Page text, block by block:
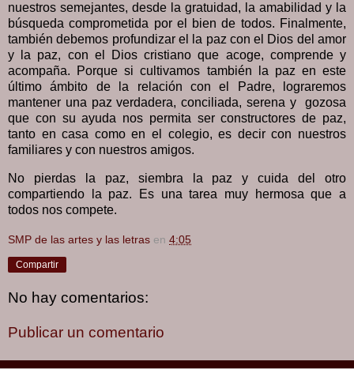
nuestros semejantes, desde la gratuidad, la amabilidad y la
búsqueda comprometida por el bien de todos. Finalmente,
también debemos profundizar el la paz con el Dios del amor
y la paz, con el Dios cristiano que acoge, comprende y
acompaña. Porque si cultivamos también la paz en este
último ámbito de la relación con el Padre, lograremos
mantener una paz verdadera, conciliada, serena y gozosa
que con su ayuda nos permita ser constructores de paz,
tanto en casa como en el colegio, es decir con nuestros
familiares y con nuestros amigos.
No pierdas la paz, siembra la paz y cuida del otro
compartiendo la paz. Es una tarea muy hermosa que a
todos nos compete.
SMP de las artes y las letras en 4:05
Compartir
No hay comentarios:
Publicar un comentario